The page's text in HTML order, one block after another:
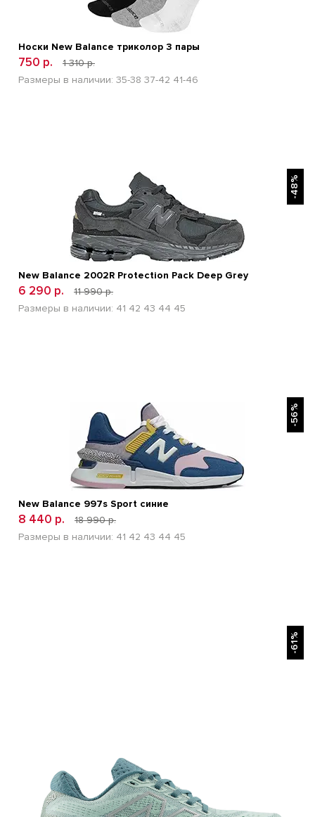
Носки New Balance триколор 3 пары
750 р.
1 310 р.
Размеры в наличии: 35-38 37-42 41-46
-48%
New Balance 2002R Protection Pack Deep Grey
6 290 р.
11 990 р.
Размеры в наличии: 41 42 43 44 45
-56%
New Balance 997s Sport синие
8 440 р.
18 990 р.
Размеры в наличии: 41 42 43 44 45
-61%